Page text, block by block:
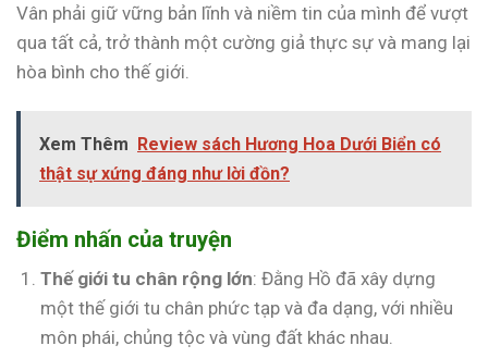
Vân phải giữ vững bản lĩnh và niềm tin của mình để vượt
qua tất cả, trở thành một cường giả thực sự và mang lại
hòa bình cho thế giới.
Xem Thêm Review sách Hương Hoa Dưới Biển có
thật sự xứng đáng như lời đồn?
Điểm nhấn của truyện
Thế giới tu chân rộng lớn: Đằng Hồ đã xây dựng
một thế giới tu chân phức tạp và đa dạng, với nhiều
môn phái, chủng tộc và vùng đất khác nhau.